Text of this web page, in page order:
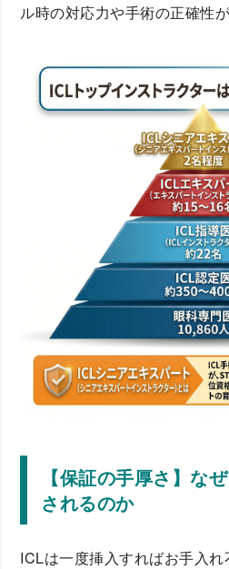
ル時の対応力や手術の正確性
【保証の手厚さ】な
されるのか
ICLは一度挿入すればお手入